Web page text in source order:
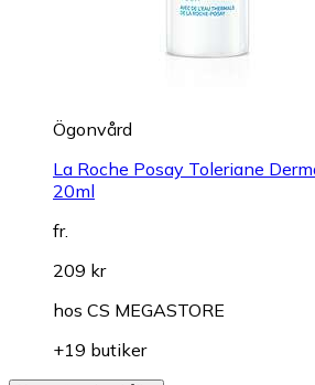
Ögonvård
La Roche Posay Toleriane
20ml
fr.
209 kr
hos CS MEGASTORE
+19 butiker